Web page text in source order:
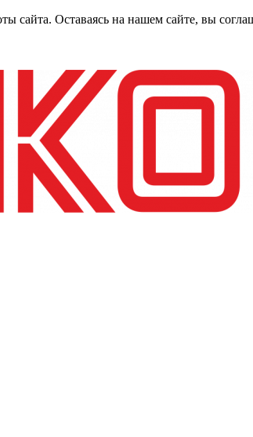
сайта. Оставаясь на нашем сайте, вы